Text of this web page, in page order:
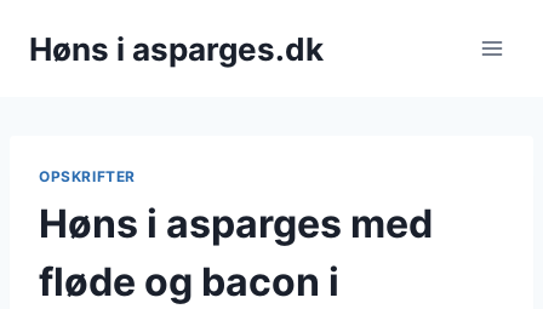
Høns i asparges.dk
OPSKRIFTER
Høns i asparges med
fløde og bacon i